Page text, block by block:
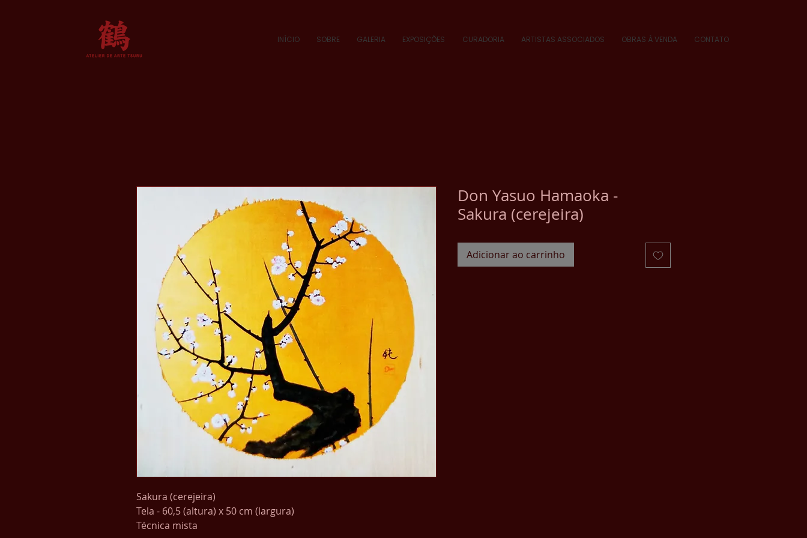
INÍCIO SOBRE GALERIA EXPOSIÇÕES CURADORIA ARTISTAS ASSOCIADOS OBRAS À VENDA CONTATO
Sakura (cerejeira)
Tela - 60,5 (altura) x 50 cm (largura)
Técnica mista
Don Yasuo Hamaoka -
Sakura (cerejeira)
Adicionar ao carrinho